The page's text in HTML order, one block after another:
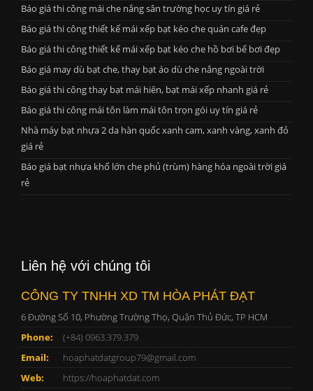
Báo giá thi công mái che nắng sân trường học uy tín giá rẻ
Báo giá thi công thiết kế mái xếp bạt kéo che quán cafe đẹp
Báo giá thi công thiết kế mái xếp bạt kéo che hồ bơi bể bơi đẹp
Báo giá may dù bạt che, thay bạt áo dù che nắng ngoài trời
Báo giá thi công thay bạt mái hiên, bạt mái xếp nhanh giá rẻ
Báo giá thi công mái tôn làm mái tôn trọn gói uy tín giá rẻ
Nhà máy bạt nhựa 2 da hàn quốc xanh cam, xanh vàng, xanh đỏ
giá rẻ
Báo giá bạt nhựa khổ lớn che phủ (trùm) hàng hóa ngoài trời giá
rẻ
Liên hệ với chúng tôi
CÔNG TY TNHH XD TM HÒA PHÁT ĐẠT
6 Đường Số 10, Phường Trường Thọ, Quận Thủ Đức, TP HCM
Phone:
(+84) 0963.379.379
Email:
hoaphatdatgroup79@gmail.com
Web:
https://hoaphatdat.com